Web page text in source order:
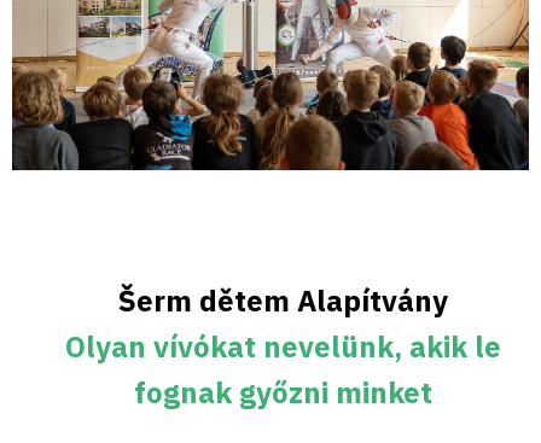
Šerm dětem Alapítvány
Olyan vívókat nevelünk, akik le
fognak győzni minket